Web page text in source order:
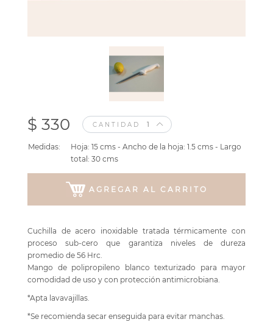
$ 330 CANTIDAD
Medidas:
Hoja: 15 cms - Ancho de la hoja: 1.5 cms - Largo
total: 30 cms
AGREGAR AL CARRITO
Cuchilla de acero inoxidable tratada térmicamente con
proceso sub-cero que garantiza niveles de dureza
promedio de 56 Hrc.
Mango de polipropileno blanco texturizado para mayor
comodidad de uso y con protección antimicrobiana.
*Apta lavavajillas.
*Se recomienda secar enseguida para evitar manchas.